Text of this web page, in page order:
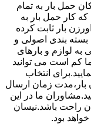
حمل بار به تمام
کار حمل بار به
بار ثابت کرده
بسته بندی اصولی و
لوازم و بارهای
کم است می توانید
انتخاب
بار،مدت زمان ارسال
ما در این
راحت باشد.نیسان
خواهد بود.